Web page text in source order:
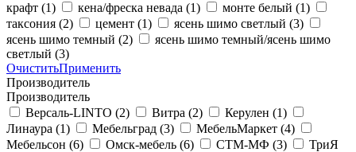
крафт (1) кена/фреска невада (1) монте белый (1)
таксония (2) цемент (1) ясень шимо светлый (3)
ясень шимо темный (2)
ясень шимо темный/ясень шимо
светлый (3)
ОчиститьПрименить
Производитель
Производитель
Версаль-LINTO (2) Витра (2) Керулен (1)
Линаура (1) Мебельград (3) МебельМаркет (4)
Мебельсон (6) Омск-мебель (6) СТМ-МФ (3)
ТриЯ